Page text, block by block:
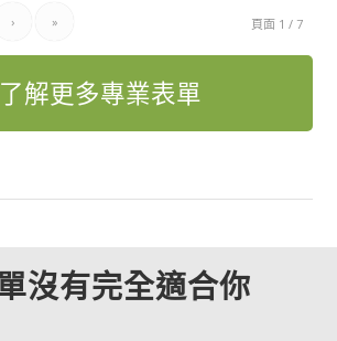
頁面 1 / 7
› »
了解更多專業表單
沒有完全適合你